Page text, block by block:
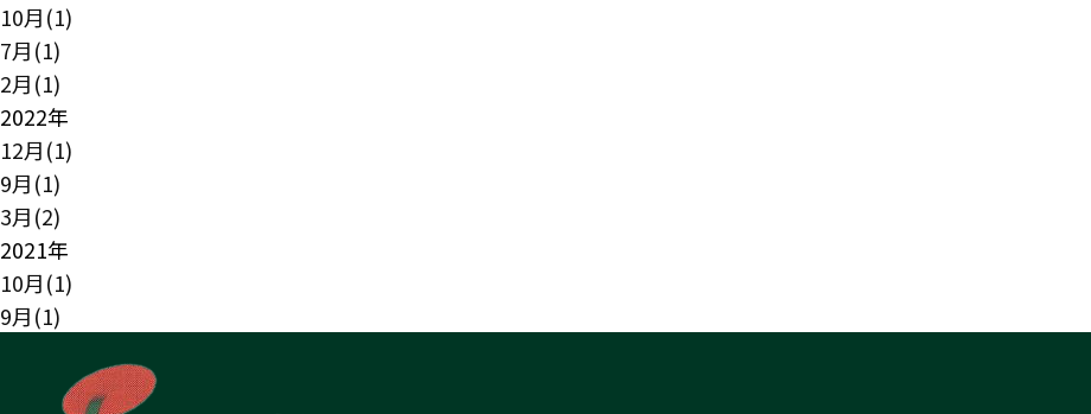
10月(1)
7月(1)
2月(1)
2022年
12月(1)
9月(1)
3月(2)
2021年
10月(1)
9月(1)